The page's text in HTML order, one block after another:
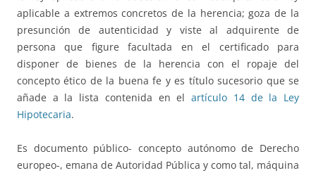
aplicable a extremos concretos de la herencia; goza de la
presunción de autenticidad y viste al adquirente de
persona que figure facultada en el certificado para
disponer de bienes de la herencia con el ropaje del
concepto ético de la buena fe y es título sucesorio que se
añade a la lista contenida en elartículo 14 de la Ley
Hipotecaria.
Es documento público- concepto autónomo de Derecho
europeo-, emana de Autoridad Pública y como tal, máquina